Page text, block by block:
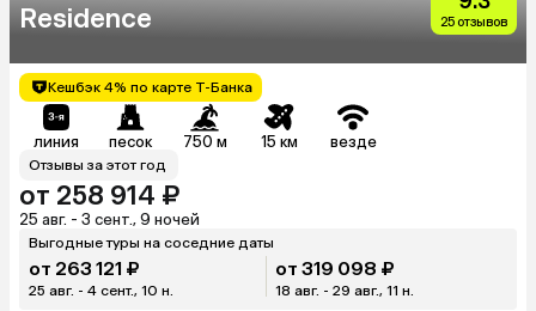
Residence
25 отзывов
Кешбэк 4% по карте Т-Банка
линия песок 750 м 15 км везде
Отзывы за этот год
от 258 914 ₽
25 авг. - 3 сент., 9 ночей
Выгодные туры на соседние даты
от 263 121 ₽
25 авг. - 4 сент., 10 н.
от 319 098 ₽
18 авг. - 29 авг., 11 н.